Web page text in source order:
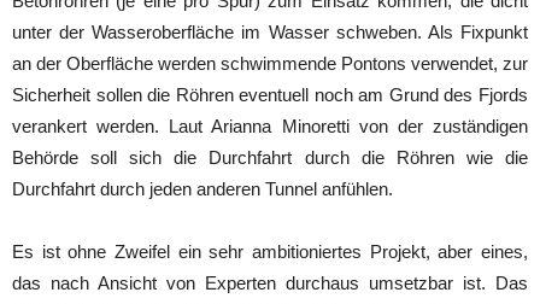
unter der Wasseroberfläche im Wasser schweben. Als Fixpunkt
an der Oberfläche werden schwimmende Pontons verwendet, zur
Sicherheit sollen die Röhren eventuell noch am Grund des Fjords
verankert werden. Laut Arianna Minoretti von der zuständigen
Behörde soll sich die Durchfahrt durch die Röhren wie die
Durchfahrt durch jeden anderen Tunnel anfühlen.
Es ist ohne Zweifel ein sehr ambitioniertes Projekt, aber eines,
das nach Ansicht von Experten durchaus umsetzbar ist. Das